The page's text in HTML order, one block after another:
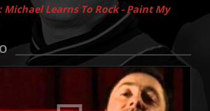
Michael Learns To Rock - Paint My